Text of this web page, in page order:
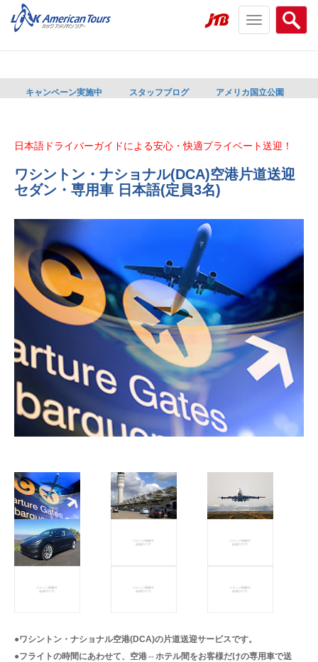
Search
menu
Toggle
navigation
キャンペーン実施中 スタッフブログ アメリカ国立公園
日本語ドライバーガイドによる安心・快適プライベート送迎！
ワシントン・ナショナル(DCA)空港片道送迎
セダン・専用車 日本語(定員3名)
●ワシントン・ナショナル空港(DCA)の片道送迎サービスです。
●フライトの時間にあわせて、空港⇔ホテル間をお客様だけの専用車で送